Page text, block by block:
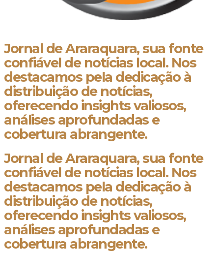
Jornal de Araraquara, sua fonte
confiável de notícias local. Nos
destacamos pela dedicação à
distribuição de notícias,
oferecendo insights valiosos,
análises aprofundadas e
cobertura abrangente.
Jornal de Araraquara, sua fonte
confiável de notícias local. Nos
destacamos pela dedicação à
distribuição de notícias,
oferecendo insights valiosos,
análises aprofundadas e
cobertura abrangente.